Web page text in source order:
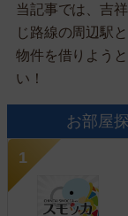
当記事では、吉
じ路線の周辺駅
物件を借りよう
い！
お部屋